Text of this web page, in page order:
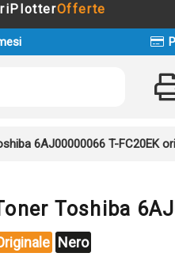
PlotterOfferte
6AJ00000066 T-FC20EK
Toshiba
Nero